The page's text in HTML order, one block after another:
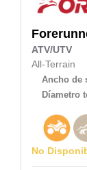
ATV/UTV
All-Terrain
Ancho de
Díametro
No